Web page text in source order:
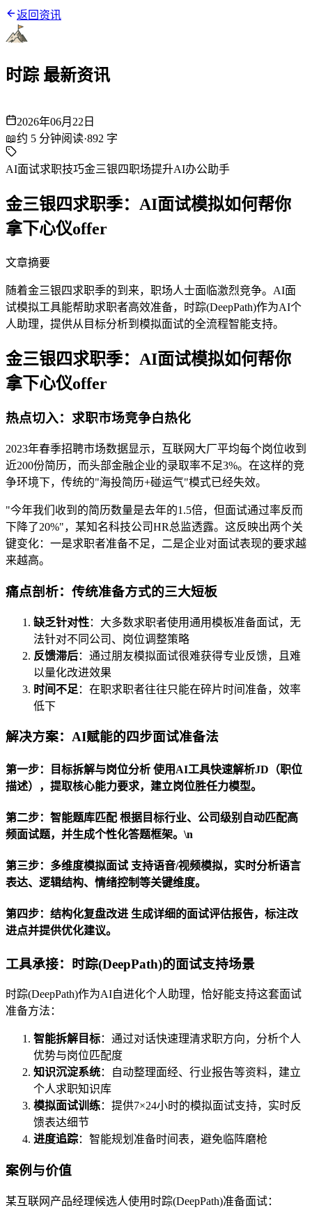
返回资讯
时踪 最新资讯
2026年06月22日
📖约 5 分钟阅读·892 字
AI面试求职技巧金三银四职场提升AI办公助手
金三银四求职季：AI面试模拟如何帮你
拿下心仪offer
文章摘要
随着金三银四求职季的到来，职场人士面临激烈竞争。AI面
试模拟工具能帮助求职者高效准备，时踪(DeepPath)作为AI个
人助理，提供从目标分析到模拟面试的全流程智能支持。
金三银四求职季：AI面试模拟如何帮你
拿下心仪offer
热点切入：求职市场竞争白热化
2023年春季招聘市场数据显示，互联网大厂平均每个岗位收到
近200份简历，而头部金融企业的录取率不足3%。在这样的竞
争环境下，传统的"海投简历+碰运气"模式已经失效。
"今年我们收到的简历数量是去年的1.5倍，但面试通过率反而
下降了20%"，某知名科技公司HR总监透露。这反映出两个关
键变化：一是求职者准备不足，二是企业对面试表现的要求越
来越高。
痛点剖析：传统准备方式的三大短板
缺乏针对性：大多数求职者使用通用模板准备面试，无
法针对不同公司、岗位调整策略
反馈滞后：通过朋友模拟面试很难获得专业反馈，且难
以量化改进效果
时间不足 ：在职求职者往往只能在碎片时间准备，效率
低下
解决方案：AI赋能的四步面试准备法
第一步：目标拆解与岗位分析 使用AI工具快速解析JD（职位
描述），提取核心能力要求，建立岗位胜任力模型。
第二步：智能题库匹配 根据目标行业、公司级别自动匹配高
频面试题，并生成个性化答题框架。\n
第三步：多维度模拟面试 支持语音/视频模拟，实时分析语言
表达、逻辑结构、情绪控制等关键维度。
第四步：结构化复盘改进 生成详细的面试评估报告，标注改
进点并提供优化建议。
工具承接：时踪(DeepPath)的面试支持场景
时踪(DeepPath)作为AI自进化个人助理，恰好能支持这套面试
准备方法：
智能拆解目标：通过对话快速理清求职方向，分析个人
优势与岗位匹配度
知识沉淀系统：自动整理面经、行业报告等资料，建立
个人求职知识库
模拟面试训练：提供7×24小时的模拟面试支持，实时反
馈表达细节
进度追踪：智能规划准备时间表，避免临阵磨枪
案例与价值
某互联网产品经理候选人使用时踪(DeepPath)准备面试：